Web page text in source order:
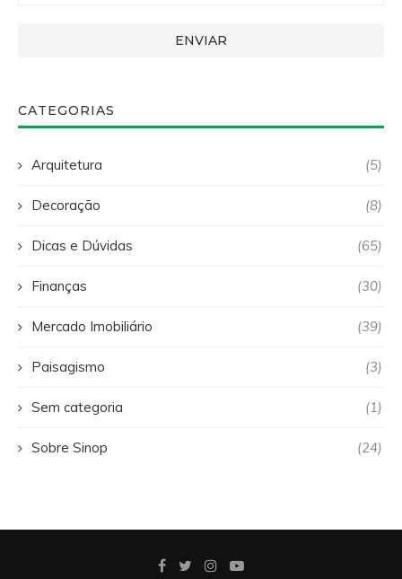
CATEGORIAS
Arquitetura (5)
Decoração (8)
Dicas e Dúvidas (65)
Finanças (30)
Mercado Imobiliário (39)
Paisagismo (3)
Sem categoria (1)
Sobre Sinop (24)